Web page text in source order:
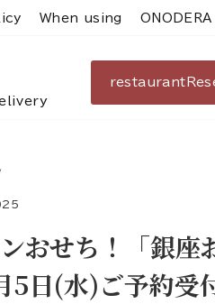
When using ONODERA
restaurant
おせち！「銀
5日(水)ご予約受